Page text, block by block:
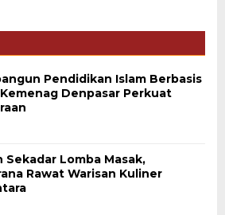
Pendidikan Islam Berbasis
Denpasar Perkuat
Sekadar Lomba Masak,
Rawat Warisan Kuliner